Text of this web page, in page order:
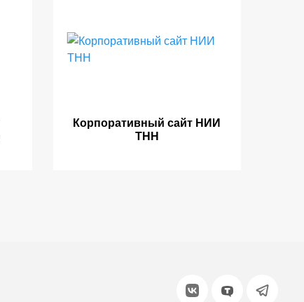
Корпоративный сайт НИИ
ТНН